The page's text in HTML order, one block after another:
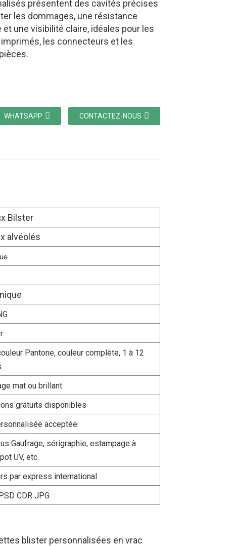
présentent des cavités précises
les dommages, une résistance
et une visibilité claire, idéales pour les
les connecteurs et les
WHATSAPP CONTACTEZ-NOUS
Bilster
alvéolés
Pantone, couleur complète, 1 à 12
mat ou brillant
gratuits disponibles
acceptée
Gaufrage, sérigraphie, estampage à
UV, etc.
par express international
CDR JPG
blister personnalisées en vrac